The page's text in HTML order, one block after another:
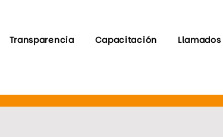
Transparencia Capacitación Llamados